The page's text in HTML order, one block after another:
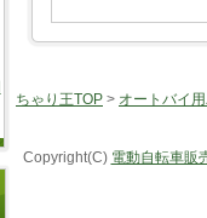
ちゃり王TOP > オートバイ
Copyright(C) 電動自転車販